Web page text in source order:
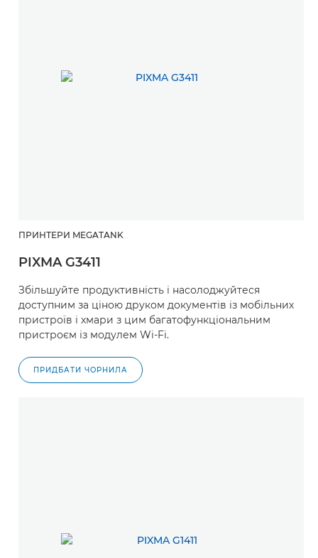
ПРИНТЕРИ MEGATANK
PIXMA G3411
Збільшуйте продуктивність і насолоджуйтеся
доступним за ціною друком документів із мобільних
пристроїв і хмари з цим багатофункціональним
пристроєм із модулем Wi-Fi.
ПРИДБАТИ ЧОРНИЛА